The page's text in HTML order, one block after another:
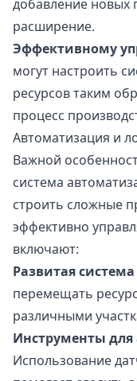
добавление новых
расширение.
Эффективному
могут настроить
ресурсов таким
процесс
Автоматизация и
Важной
система
строить сложные
эффективно
включают:
Развитая
перемещать
различными
Инструменты для
Использование